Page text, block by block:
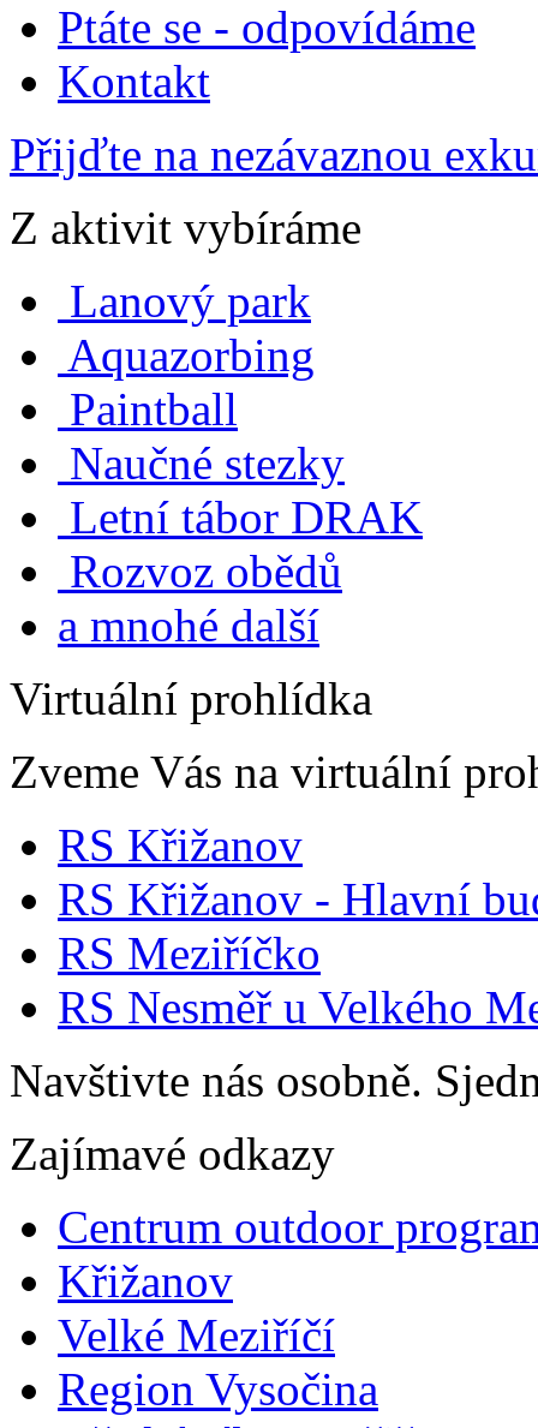
Ptáte se - odpovídáme
Kontakt
Přijďte na nezávaznou
Z aktivit vybíráme
Lanový park
Aquazorbing
Paintball
Naučné stezky
Letní tábor DRAK
Rozvoz obědů
a mnohé další
Virtuální prohlídka
Zveme Vás na virtuální
RS Křižanov
RS Křižanov - Hlavní
RS Meziříčko
RS Nesměř u Velkého
Navštivte nás osobně.
Zajímavé odkazy
Centrum outdoor
Křižanov
Velké Meziříčí
Region Vysočina